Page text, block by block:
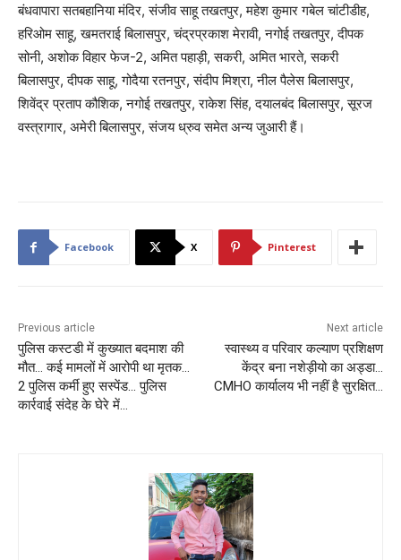
बंधवापारा सतबहानिया मंदिर, संजीव साहू तखतपुर, महेश कुमार गबेल चांटीडीह,
हरिओम साहू, खमतराई बिलासपुर, चंद्रप्रकाश मेरावी, नगोई तखतपुर, दीपक
सोनी, अशोक विहार फेज-2, अमित पहाड़ी, सकरी, अमित भारते, सकरी
बिलासपुर, दीपक साहू, गोदैया रतनपुर, संदीप मिश्रा, नील पैलेस बिलासपुर,
शिवेंद्र प्रताप कौशिक, नगोई तखतपुर, राकेश सिंह, दयालबंद बिलासपुर, सूरज
वस्त्रागार, अमेरी बिलासपुर, संजय ध्रुव समेत अन्य जुआरी हैं।
Facebook X Pinterest
Previous article
पुलिस कस्टडी में कुख्यात बदमाश की
मौत… कई मामलों में आरोपी था मृतक…
2 पुलिस कर्मी हुए सस्पेंड… पुलिस
कार्रवाई संदेह के घेरे में…
Next article
स्वास्थ्य व परिवार कल्याण प्रशिक्षण
केंद्र बना नशेड़ीयो का अड्डा…
CMHO कार्यालय भी नहीं है सुरक्षित…